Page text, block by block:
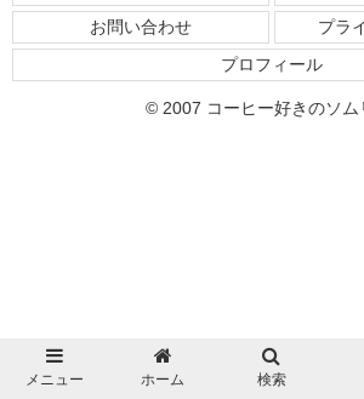
お問い合わせ
プラ
プロフィール
© 2007 コーヒー好きのソム
メニュー ホーム 検索